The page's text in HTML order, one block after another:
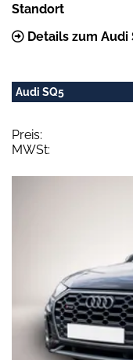
Standort
Details zum Audi
Audi SQ5
Preis:
MWSt: